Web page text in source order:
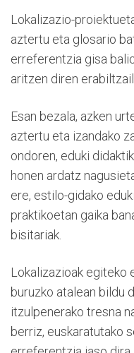
Lokalizazio-
aztertu eta glosario
erreferentzia gisa
aritzen diren
Esan bezala, azken
aztertu eta izandako
ondoren, eduki
honen ardatz
ere, estilo-gidako
praktikoetan gaika
bisitariak.
Lokalizazioak egiteko
buruzko atalean bildu
itzulpenerako tresna
berriz, euskaratutako